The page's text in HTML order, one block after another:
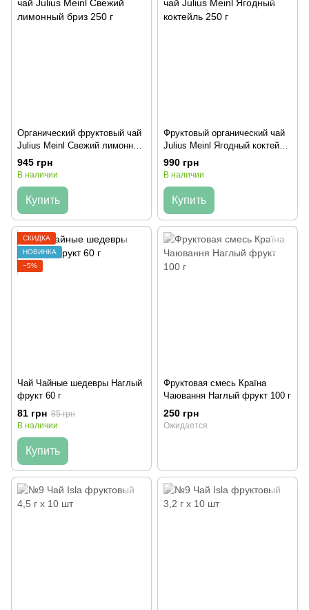
Органический фруктовый чай
Julius Meinl Свежий лимонный
бриз 250 г
945 грн
В наличии
Купить
Фруктовый органический чай
Julius Meinl Ягодный коктейль
250 г
990 грн
В наличии
Купить
СКИДКА
НОВИНКА
−5%
Чай Чайные шедевры Наглый
фрукт 60 г
81 грн 85 грн
В наличии
Купить
Фруктовая смесь Країна
Чаювання Наглый фрукт 100 г
250 грн
Ожидается